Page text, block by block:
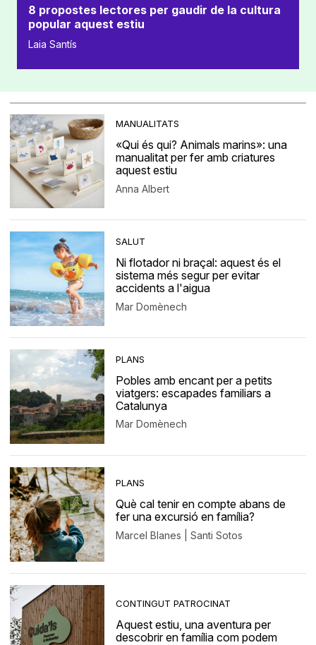
8 propostes lectores per gaudir de la cultura
popular aquest estiu
Laia Santís
MANUALITATS
«Qui és qui? Animals marins»: una
manualitat per fer amb criatures
aquest estiu
Anna Albert
SALUT
Ni flotador ni braçal: aquest és el
sistema més segur per evitar
accidents a l'aigua
Mar Domènech
PLANS
Pobles amb encant per a petits
viatgers: escapades familiars a
Catalunya
Mar Domènech
PLANS
Què cal tenir en compte abans de
fer una excursió en família?
Marcel Blanes | Santi Sotos
CONTINGUT PATROCINAT
Aquest estiu, una aventura per
descobrir en família com podem